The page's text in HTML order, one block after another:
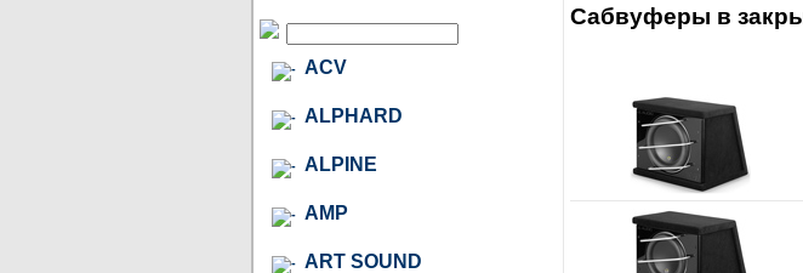
ACV
ALPHARD
ALPINE
AMP
ART SOUND
Сабвуферы в